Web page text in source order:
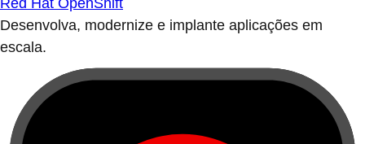
Red Hat OpenShift
Desenvolva, modernize e implante aplicações em
escala.